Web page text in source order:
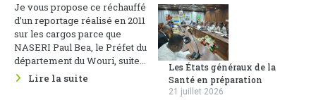
Je vous propose ce réchauffé
d’un reportage réalisé en 2011
sur les cargos parce que
NASERI Paul Bea, le Préfet du
département du Wouri, suite...
Lire la suite
Les États généraux de la
Santé en préparation
21 juillet 2026